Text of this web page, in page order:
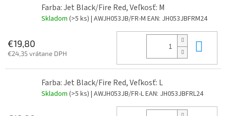
Farba: Jet Black/Fire Red, Veľkosť: M
Skladom (>5 ks) | AWJH053JB/FR-M EAN: JH053JBFRM24
€19,80
€24,35 vrátane DPH
Farba: Jet Black/Fire Red, Veľkosť: L
Skladom (>5 ks) | AWJH053JB/FR-LEAN: JH053JBFRL24